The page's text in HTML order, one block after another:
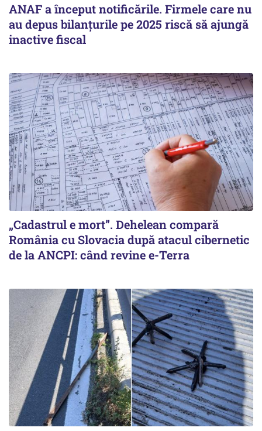
ANAF a început notificările. Firmele care nu
au depus bilanțurile pe 2025 riscă să ajungă
inactive fiscal
„Cadastrul e mort”. Dehelean compară
România cu Slovacia după atacul cibernetic
de la ANCPI: când revine e-Terra